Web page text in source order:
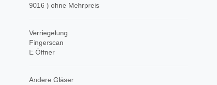
9016 ) ohne Mehrpreis
Verriegelung
Fingerscan
E Öffner
Andere Gläser